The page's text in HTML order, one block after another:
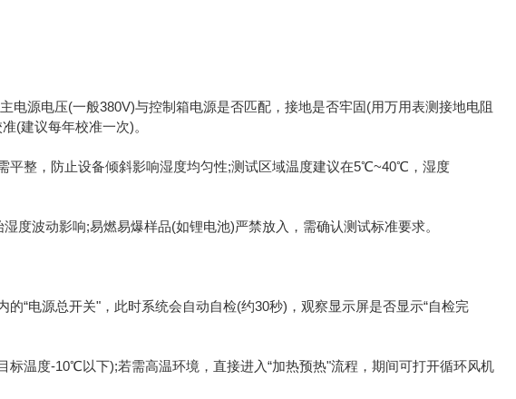
电源电压(一般380V)与控制箱电源是否匹配，接地是否牢固(用万用表测接地电阻
(建议每年校准一次)。
平整，防止设备倾斜影响湿度均匀性;测试区域温度建议在5℃~40℃，湿度
度波动影响;易燃易爆样品(如锂电池)严禁放入，需确认测试标准要求。
“电源总开关"，此时系统会自动自检(约30秒)，观察显示屏是否显示“自检完
温度-10℃以下);若需高温环境，直接进入“加热预热"流程，期间可打开循环风机